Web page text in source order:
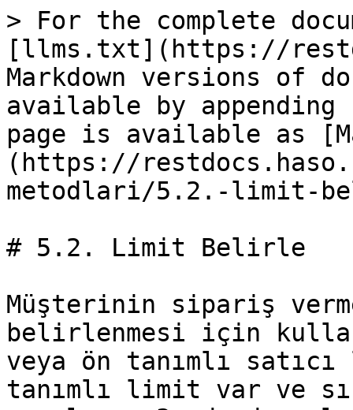
> For the complete
[llms.txt](https://
Markdown versions of
available by
page is available as
(https://
metodlari/5.2.-limit-
# 5.2. Limit Belirle
Müşterinin sipariş
belirlenmesi için
veya ön tanımlı
tanımlı limit var ve